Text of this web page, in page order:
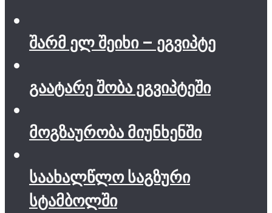
შარმ ელ შეიხი – ეგვიპტე
გაატარე შობა ეგვიპტეში
მოგზაურობა მიუნხენში
საახალწლო საგზური
სტამბოლში